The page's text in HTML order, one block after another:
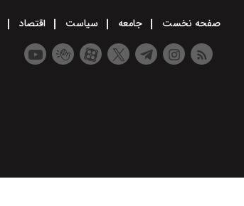
صفحه نخست جامعه سیاست اقتصاد